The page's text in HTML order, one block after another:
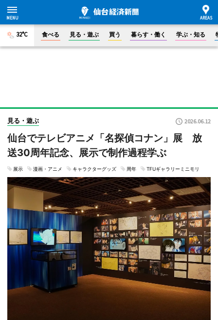
32°C 食べる 見る・遊ぶ 買う 暮らす・働く 学ぶ・知る
見る・遊ぶ 2026.06.12
仙台でテレビアニメ「名探偵コナン」展 放
送30周年記念、展示で制作過程学ぶ
展示 漫画・アニメ キャラクターグッズ 周年 TFUギャラリーミニモリ